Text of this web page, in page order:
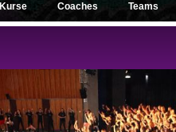
Kurse Coaches Teams